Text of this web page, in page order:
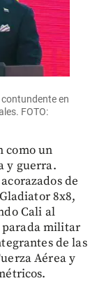
contundente en
FOTO:
como un
y guerra.
de
8x8,
Cali al
parada militar
de las
Aérea y